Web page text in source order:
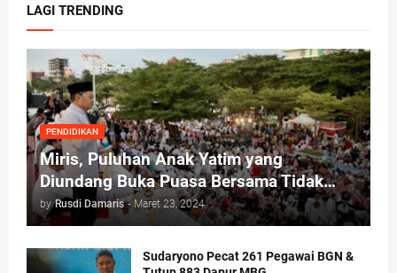
LAGI TRENDING
PENDIDIKAN
Miris, Puluhan Anak Yatim yang
Diundang Buka Puasa Bersama Tidak
Dapat Jatah Makan dan Infaq
by Rusdi Damaris - Maret 23, 2024
Sudaryono Pecat 261 Pegawai BGN &